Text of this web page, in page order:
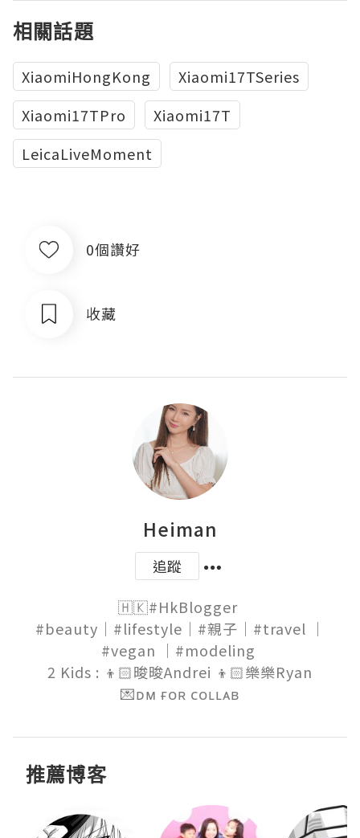
相關話題
XiaomiHongKong
Xiaomi17TSeries
Xiaomi17TPro
Xiaomi17T
LeicaLiveMoment
0個讚好
收藏
Heiman
追蹤
🇭🇰#HkBlogger
#beauty｜#lifestyle｜#親子｜#travel ｜
#vegan ｜#modeling
2 Kids : 👦🏻晙晙Andrei 👦🏻樂樂Ryan
💌ᴅᴍ ғᴏʀ ᴄᴏʟʟᴀʙ
推薦博客